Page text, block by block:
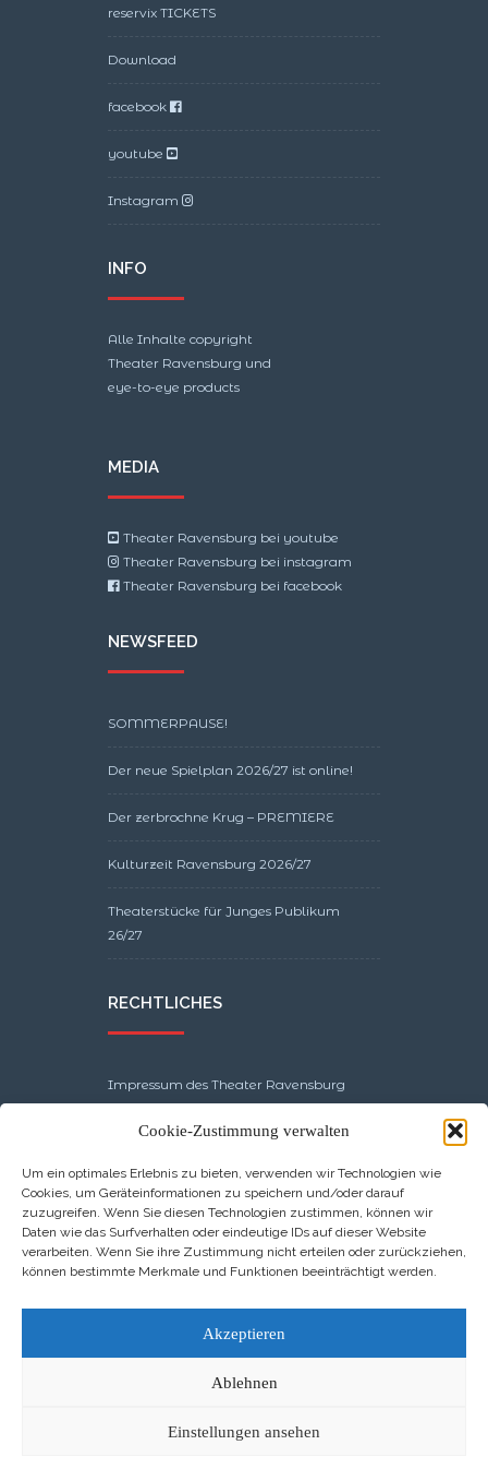
Cookie-Zustimmung verwalten
Um ein optimales Erlebnis zu bieten, verwenden wir Technologien wie
Cookies, um Geräteinformationen zu speichern und/oder darauf
zuzugreifen. Wenn Sie diesen Technologien zustimmen, können wir
Daten wie das Surfverhalten oder eindeutige IDs auf dieser Website
verarbeiten. Wenn Sie ihre Zustimmung nicht erteilen oder zurückziehen,
können bestimmte Merkmale und Funktionen beeinträchtigt werden.
Akzeptieren
Ablehnen
Einstellungen ansehen
reservix TICKETS
Download
facebook
youtube
Instagram
INFO
Alle Inhalte copyright
Theater Ravensburg und
eye-to-eye products
MEDIA
Theater Ravensburg bei youtube
Theater Ravensburg bei instagram
Theater Ravensburg bei facebook
NEWSFEED
SOMMERPAUSE!
Der neue Spielplan 2026/27 ist online!
Der zerbrochne Krug – PREMIERE
Kulturzeit Ravensburg 2026/27
Theaterstücke für Junges Publikum
26/27
RECHTLICHES
Impressum des Theater Ravensburg
Datenschutz
Cookie-Richtlinie (EU)
Barrierefreiheitserklärung
istDTHG